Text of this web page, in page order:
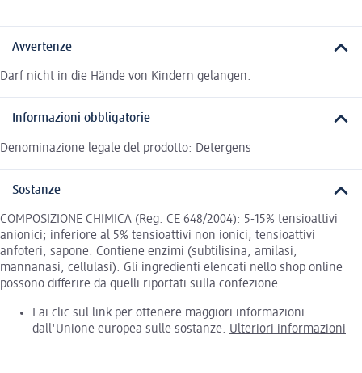
Avvertenze
Darf nicht in die Hände von Kindern gelangen.
Informazioni obbligatorie
Denominazione legale del prodotto: Detergens
Sostanze
COMPOSIZIONE CHIMICA (Reg. CE 648/2004): 5-15% tensioattivi
anionici; inferiore al 5% tensioattivi non ionici, tensioattivi
anfoteri, sapone. Contiene enzimi (subtilisina, amilasi,
mannanasi, cellulasi). Gli ingredienti elencati nello shop online
possono differire da quelli riportati sulla confezione.
Fai clic sul link per ottenere maggiori informazioni
dall'Unione europea sulle sostanze. Ulteriori informazioni